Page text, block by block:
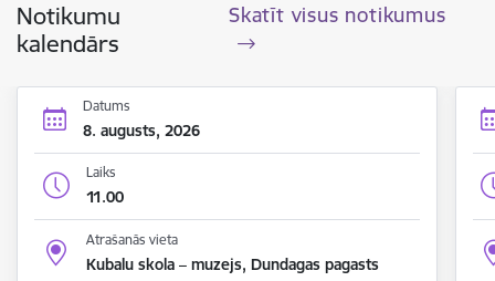
Notikumu
kalendārs
Skatīt visus notikumus
Datums
8. augusts, 2026
Laiks
11.00
Atrašanās vieta
Kubalu skola – muzejs, Dundagas pagasts